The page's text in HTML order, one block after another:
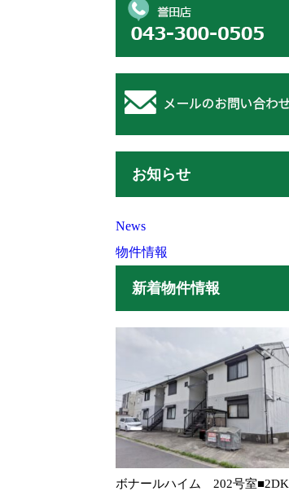
お知らせ
News
物件情報
新着物件情報
ボナールハイム 202号室■2DK